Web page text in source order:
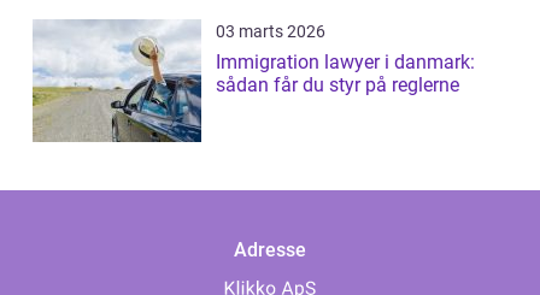
03 marts 2026
Immigration lawyer i danmark:
sådan får du styr på reglerne
Adresse